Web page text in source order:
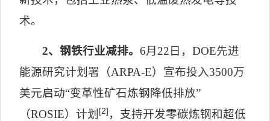
术。
2、钢铁行业减排。 6月 22 日， DOE先进
能源研究计划署（ARPA-E）宣布投入3500万
美元启动“变革性矿石炼钢降低排放”
（ROSIE）计划 [2] ，支持开发零碳炼钢和超低